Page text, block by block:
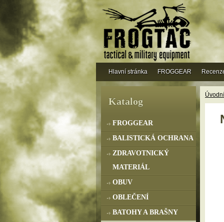
Katalog
FROGGEAR
BALISTICKÁ OCHRANA
ZDRAVOTNICKÝ
MATERIÁL
OBUV
OBLEČENÍ
BATOHY A BRAŠNY
Hlavní stránka FROGGEAR